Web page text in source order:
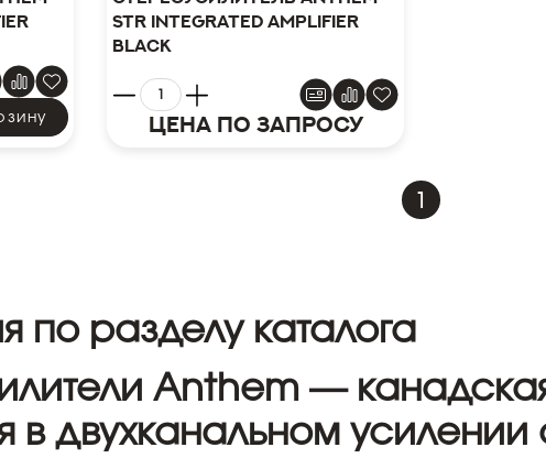
STR Integrated Amplifier
black
Цена по запросу
1
по разделу каталога
Anthem —
в двухканальном усилении